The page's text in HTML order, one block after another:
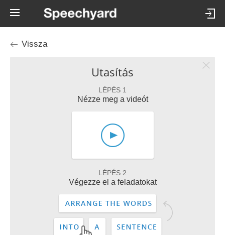
Vissza
Utasítás
LÉPÉS 1
Nézze meg a videót
LÉPÉS 2
Végezze el a feladatokat